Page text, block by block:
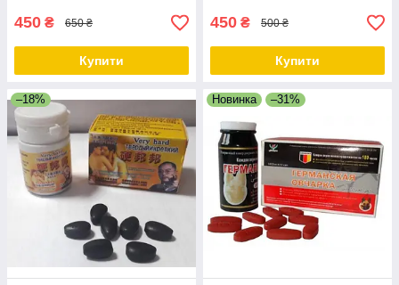
450 ₴ 650 ₴
Купити
450 ₴ 500 ₴
Купити
–18% Новинка –31%